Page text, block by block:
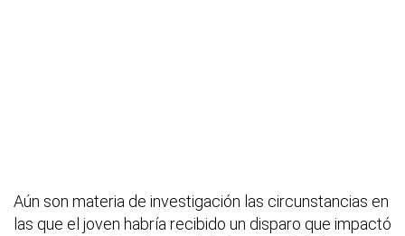
Aún son materia de investigación las circunstancias en
las que el joven habría recibido un disparo que impactó